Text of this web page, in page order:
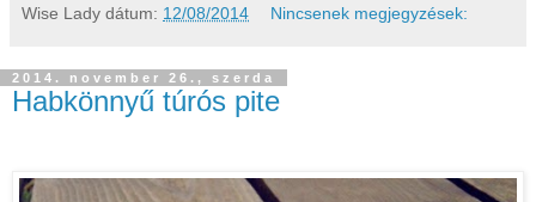
Wise Lady dátum: 12/08/2014 Nincsenek megjegyzések:
2014. november 26., szerda
Habkönnyű túrós pite